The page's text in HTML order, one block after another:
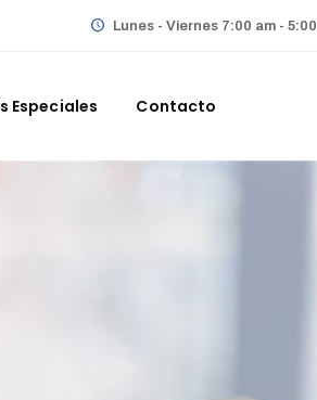
Lunes - Viernes 7:00 am -
Especiales Contacto